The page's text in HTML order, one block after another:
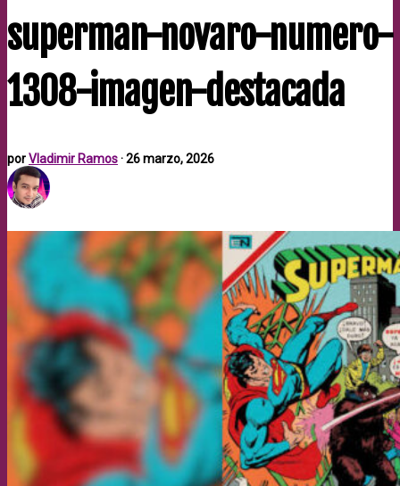
superman-novaro-numero-
1308-imagen-destacada
porVladimir Ramos·26 marzo, 2026